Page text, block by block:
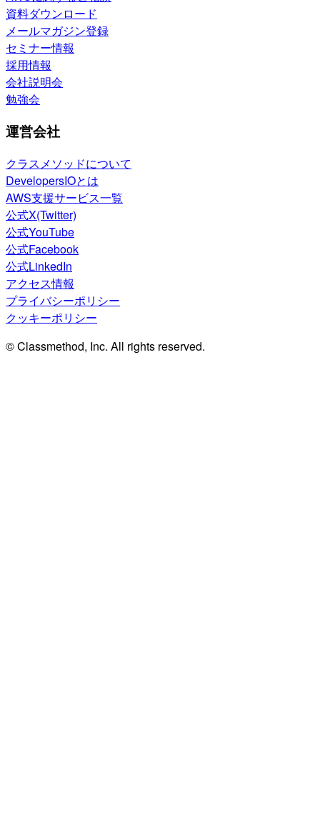
資料ダウンロード
メールマガジン登録
セミナー情報
採用情報
会社説明会
勉強会
運営会社
クラスメソッドについて
DevelopersIOとは
AWS支援サービス一覧
公式X(Twitter)
公式YouTube
公式Facebook
公式LinkedIn
アクセス情報
プライバシーポリシー
クッキーポリシー
© Classmethod, Inc. All rights reserved.